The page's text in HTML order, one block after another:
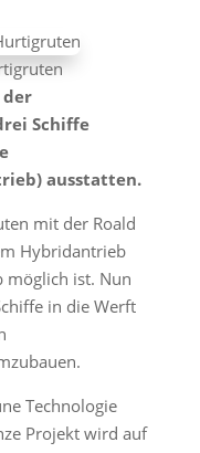
Schiffe
ausstatten.
mit der Roald
Hybridantrieb
möglich ist. Nun
in die Werft
Technologie
Projekt wird auf